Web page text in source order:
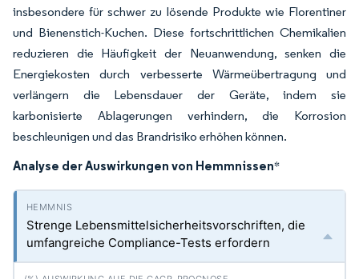
insbesondere für schwer zu lösende Produkte wie Florentiner
und Bienenstich-Kuchen. Diese fortschrittlichen Chemikalien
reduzieren die Häufigkeit der Neuanwendung, senken die
Energiekosten durch verbesserte Wärmeübertragung und
verlängern die Lebensdauer der Geräte, indem sie
karbonisierte Ablagerungen verhindern, die Korrosion
beschleunigen und das Brandrisiko erhöhen können.
Analyse der Auswirkungen von Hemmnissen*
Strenge Lebensmittelsicherheitsvorschriften, die
umfangreiche Compliance-Tests erfordern